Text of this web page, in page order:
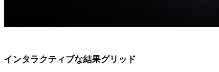
インタラクティブな結果グリッド